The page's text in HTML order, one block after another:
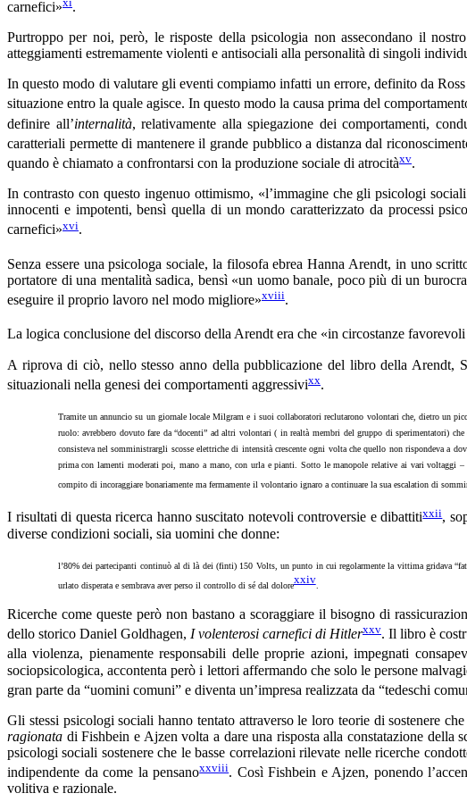
carnefici»
.
Purtroppo per noi, però, le risposte della psicologia non assecondano il
atteggiamenti estremamente violenti e antisociali alla personalità di singoli
In questo modo di valutare gli eventi compiamo infatti un errore, definito da
situazione entro la quale agisce. In questo modo la causa prima del
definire all’internalità, relativamente alla spiegazione dei comportamenti,
caratteriali permette di mantenere il grande pubblico a distanza dal
quando è chiamato a confrontarsi con la produzione sociale di atrocitàxv.
In contrasto con questo ingenuo ottimismo, «l’immagine che gli psicologi
innocenti e impotenti, bensì quella di un mondo caratterizzato da processi
carnefici»xvi.
Senza essere una psicologa sociale, la filosofa ebrea Hanna Arendt, in uno
portatore di una mentalità sadica, bensì «un uomo banale, poco più di un
eseguire il proprio lavoro nel modo migliore»xviii.
La logica conclusione del discorso della Arendt era che «in circostanze
A riprova di ciò, nello stesso anno della pubblicazione del libro della Arendt,
situazionali nella genesi dei comportamenti aggressivixx.
Tramite un annuncio su un giornale locale Milgram e i suoi collaboratori reclutarono volontari che, dietro un
ruolo: avrebbero dovuto fare da “docenti” ad altri volontari ( in realtà membri del gruppo di sperimentatori)
consisteva nel somministrargli scosse elettriche di intensità crescente ogni volta che quello non rispondeva a
prima con lamenti moderati poi, mano a mano, con urla e pianti. Sotto le manopole relative ai vari voltaggi
compito di incoraggiare bonariamente ma fermamente il volontario ignaro a continuare la sua escalation di
I risultati di questa ricerca hanno suscitato notevoli controversie e dibattitixxii,
diverse condizioni sociali, sia uomini che donne:
l’80% dei partecipanti continuò al di là dei (finti) 150 Volts, un punto in cui regolarmente la vittima gridava
urlato disperata e sembrava aver perso il controllo di sé dal dolorexxiv.
Ricerche come queste però non bastano a scoraggiare il bisogno di
dello storico Daniel Goldhagen, I volenterosi carnefici di Hitlerxxv. Il libro è
alla violenza, pienamente responsabili delle proprie azioni, impegnati
sociopsicologica, accontenta però i lettori affermando che solo le persone
gran parte da “uomini comuni” e diventa un’impresa realizzata da “tedeschi
Gli stessi psicologi sociali hanno tentato attraverso le loro teorie di sostenere
ragionata di Fishbein e Ajzen volta a dare una risposta alla constatazione
psicologi sociali sostenere che le basse correlazioni rilevate nelle ricerche
indipendente da come la pensanoxxviii. Così Fishbein e Ajzen, ponendo
volitiva e razionale.